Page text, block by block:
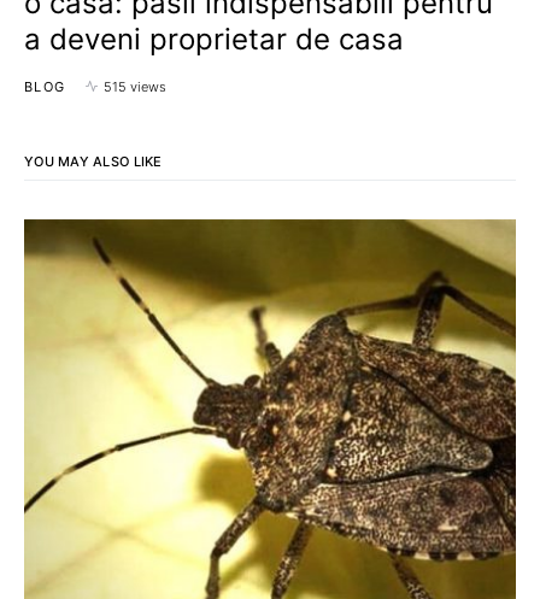
a deveni proprietar de casa
BLOG 515 views
YOU MAY ALSO LIKE